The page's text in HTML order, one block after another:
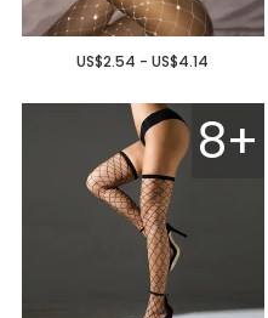
US$2.54 - US$4.14
8+